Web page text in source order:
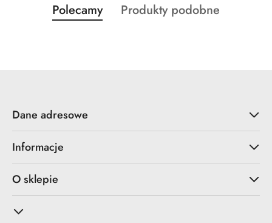
Pomiń karuzelę produktów
Produkty
o
Polecamy
Produkty
Produkty podobne
Dane adresowe
Informacje
O sklepie